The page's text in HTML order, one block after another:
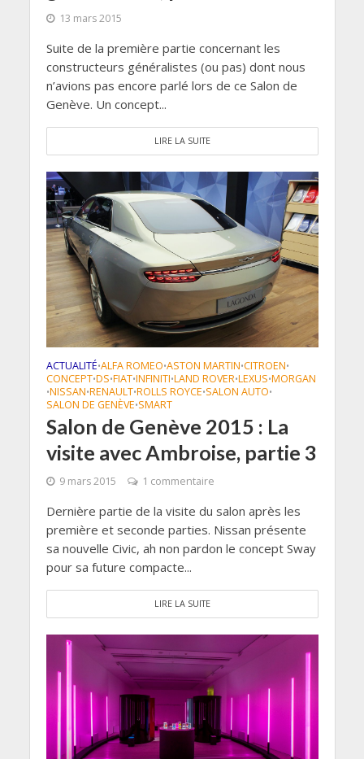
13 mars 2015
Suite de la première partie concernant les
constructeurs généralistes (ou pas) dont nous
n’avions pas encore parlé lors de ce Salon de
Genève. Un concept...
LIRE LA SUITE
ACTUALITÉ•ALFA ROMEO•ASTON MARTIN•CITROEN•
CONCEPT•DS•FIAT•INFINITI•LAND ROVER•LEXUS•MORGAN
•NISSAN•RENAULT•ROLLS ROYCE•SALON AUTO•
SALON DE GENÈVE•SMART
Salon de Genève 2015 : La
visite avec Ambroise, partie 3
9 mars 2015 1 commentaire
Dernière partie de la visite du salon après les
première et seconde parties. Nissan présente
sa nouvelle Civic, ah non pardon le concept Sway
pour sa future compacte...
LIRE LA SUITE